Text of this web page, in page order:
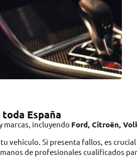
España
marcas, incluyendo Ford, Citroën,
vehículo. Si presenta fallos, es
de profesionales cualificados